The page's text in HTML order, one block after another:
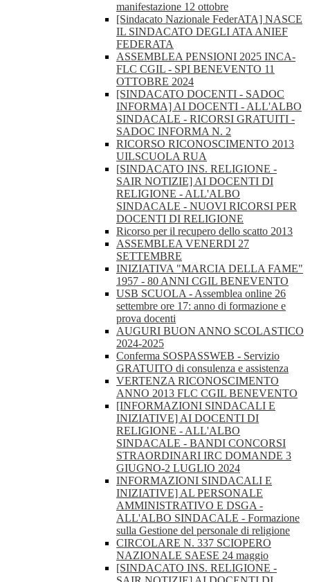
manifestazione 12 ottobre
[Sindacato Nazionale FederATA] NASCE
IL SINDACATO DEGLI ATA ANIEF
FEDERATA
ASSEMBLEA PENSIONI 2025 INCA-
FLC CGIL - SPI BENEVENTO 11
OTTOBRE 2024
[SINDACATO DOCENTI - SADOC
INFORMA] AI DOCENTI - ALL'ALBO
SINDACALE - RICORSI GRATUITI -
SADOC INFORMA N. 2
RICORSO RICONOSCIMENTO 2013
UILSCUOLA RUA
[SINDACATO INS. RELIGIONE -
SAIR NOTIZIE] AI DOCENTI DI
RELIGIONE - ALL'ALBO
SINDACALE - NUOVI RICORSI PER
DOCENTI DI RELIGIONE
Ricorso per il recupero dello scatto 2013
ASSEMBLEA VENERDI 27
SETTEMBRE
INIZIATIVA "MARCIA DELLA FAME"
1957 - 80 ANNI CGIL BENEVENTO
USB SCUOLA - Assemblea online 26
settembre ore 17: anno di formazione e
prova docenti
AUGURI BUON ANNO SCOLASTICO
2024-2025
Conferma SOSPASSWEB - Servizio
GRATUITO di consulenza e assistenza
VERTENZA RICONOSCIMENTO
ANNO 2013 FLC CGIL BENEVENTO
[INFORMAZIONI SINDACALI E
INIZIATIVE] AI DOCENTI DI
RELIGIONE - ALL'ALBO
SINDACALE - BANDI CONCORSI
STRAORDINARI IRC DOMANDE 3
GIUGNO-2 LUGLIO 2024
INFORMAZIONI SINDACALI E
INIZIATIVE] AL PERSONALE
AMMINISTRATIVO E DSGA -
ALL'ALBO SINDACALE - Formazione
sulla Gestione del personale di religione
CIRCOLARE N. 337 SCIOPERO
NAZIONALE SAESE 24 maggio
[SINDACATO INS. RELIGIONE -